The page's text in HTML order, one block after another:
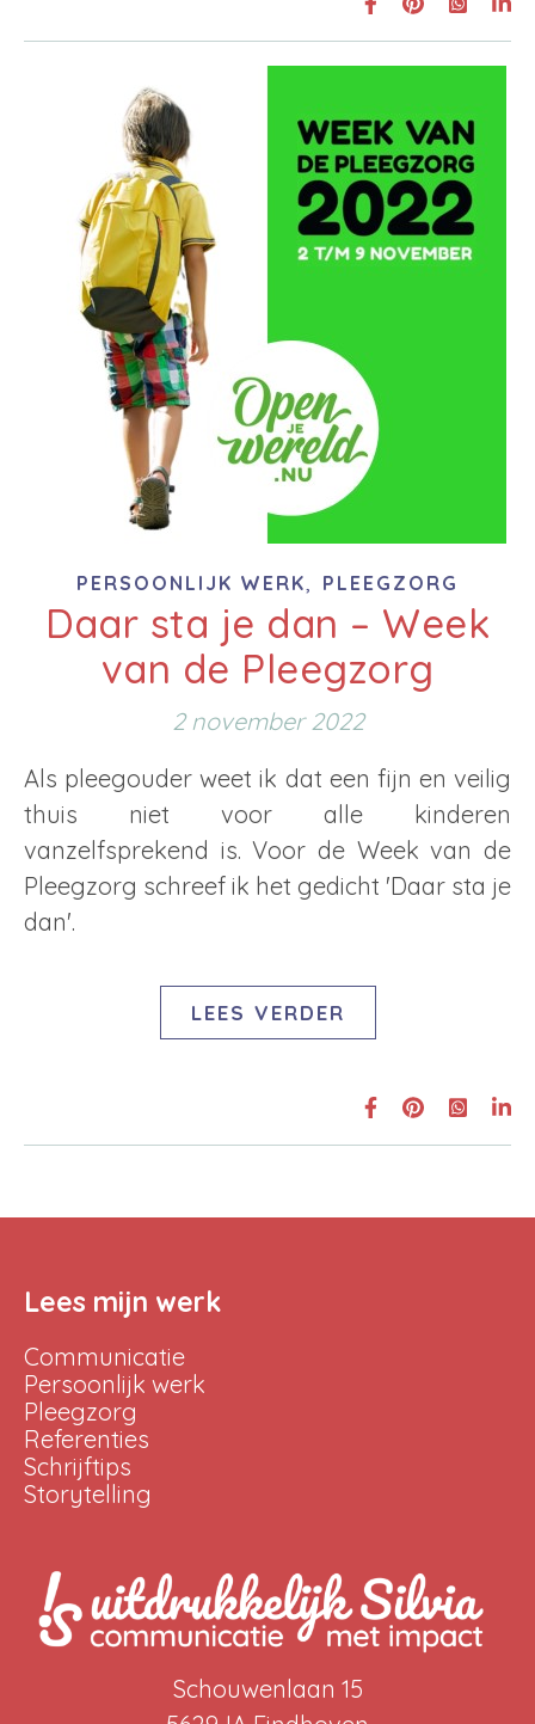
PERSOONLIJK WERK, PLEEGZORG
Daar sta je dan – Week
van de Pleegzorg
2 november 2022
Als pleegouder weet ik dat een fijn en veilig
thuis niet voor alle kinderen
vanzelfsprekend is. Voor de Week van de
Pleegzorg schreef ik het gedicht 'Daar sta je
dan'.
LEES VERDER
Lees mijn werk
Communicatie
Persoonlijk werk
Pleegzorg
Referenties
Schrijftips
Storytelling
Schouwenlaan 15